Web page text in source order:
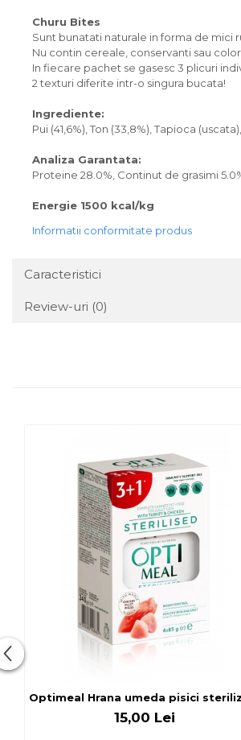
Churu Bites
Sunt bunatati naturale in forma de mici
Nu contin cereale, conservanti sau
In fiecare pachet se gasesc 3 plicuri
2 texturi diferite intr-o singura bucata!
Ingrediente:
Pui (41,6%), Ton (33,8%), Tapioca
Analiza Garantata:
Proteine 28.0%, Continut de grasimi
Energie 1500 kcal/kg
Informatii conformitate produs
Caracteristici
Review-uri (0)
15,00 Lei